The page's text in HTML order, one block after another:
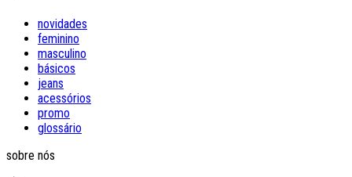
novidades
feminino
masculino
básicos
jeans
acessórios
promo
glossário
sobre nós